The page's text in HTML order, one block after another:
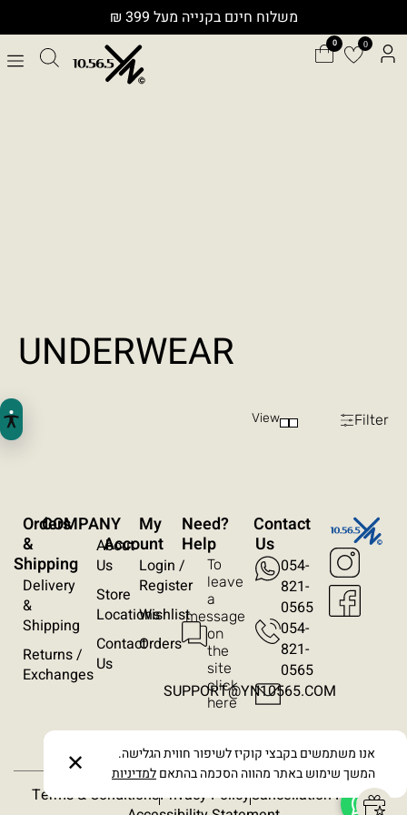
משלוח חינם בקנייה מעל 399 ₪
0
UNDERWEAR
Filter
View
?Need
Help
To
leave
a
message
on
the
site
click
here
Contact
Us
054-
821-
0565
054-
821-
0565​
SUPPORT@YN10565.COM
Orders
&
Shipping
Delivery
&
Shipping
Returns /
Exchanges
My
Account
Login /
Register
Wishlist
Orders
COMPANY
About
Us
Store
Locations
Contact
Us
Terms & ConditionsPrivacy PolicyCancellation Policy
אנו משתמשים בקבצי קוקיז לשיפור חווית הגלישה.
המשך שימוש באתר מהווה הסכמה בהתאםלמדיניות ✕
פונט קריא
עצירת אנימציות
ריווח טקסט
הסתרת תמונות